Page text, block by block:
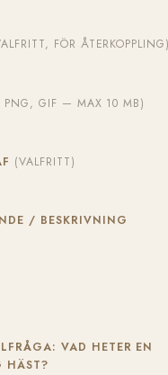
FÖR ÅTERKOPPLING)
PNG, GIF — MAX 10 MB)
(VALFRITT)
/ BESKRIVNING
VAD HETER EN
HÄST?